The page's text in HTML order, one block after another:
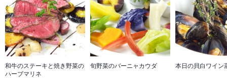
和牛のステーキと焼き野菜の
ハーブマリネ
旬野菜のバーニャカウダ 本日の貝白ワイン